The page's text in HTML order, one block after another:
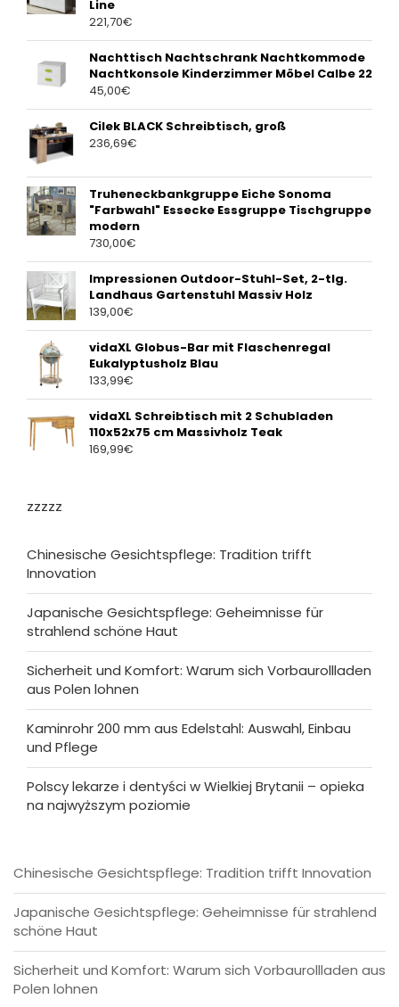
Line
221,70€
Nachttisch Nachtschrank Nachtkommode
Nachtkonsole Kinderzimmer Möbel Calbe 22
45,00€
Cilek BLACK Schreibtisch, groß
236,69€
Truheneckbankgruppe Eiche Sonoma
"Farbwahl" Essecke Essgruppe Tischgruppe
modern
730,00€
Impressionen Outdoor-Stuhl-Set, 2-tlg.
Landhaus Gartenstuhl Massiv Holz
139,00€
vidaXL Globus-Bar mit Flaschenregal
Eukalyptusholz Blau
133,99€
vidaXL Schreibtisch mit 2 Schubladen
110x52x75 cm Massivholz Teak
169,99€
zzzzz
Chinesische Gesichtspflege: Tradition trifft
Innovation
Japanische Gesichtspflege: Geheimnisse für
strahlend schöne Haut
Sicherheit und Komfort: Warum sich Vorbaurollladen
aus Polen lohnen
Kaminrohr 200 mm aus Edelstahl: Auswahl, Einbau
und Pflege
Polscy lekarze i dentyści w Wielkiej Brytanii – opieka
na najwyższym poziomie
Chinesische Gesichtspflege: Tradition trifft Innovation
Japanische Gesichtspflege: Geheimnisse für strahlend
schöne Haut
Sicherheit und Komfort: Warum sich Vorbaurollladen aus
Polen lohnen